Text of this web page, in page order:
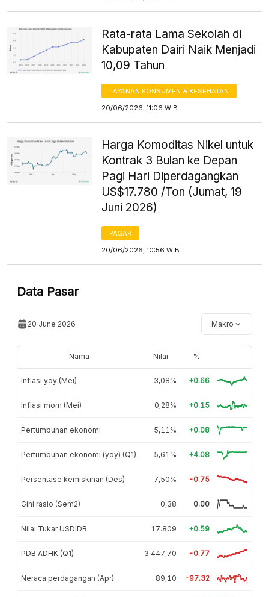
Rata-rata Lama Sekolah di
Kabupaten Dairi Naik Menjadi
10,09 Tahun
LAYANAN KONSUMEN & KESEHATAN
20/06/2026, 11:06 WIB
Harga Komoditas Nikel untuk
Kontrak 3 Bulan ke Depan
Pagi Hari Diperdagangkan
US$17.780 /Ton (Jumat, 19
Juni 2026)
PASAR
20/06/2026, 10:56 WIB
Data Pasar
20 June 2026 Makro
Nama Nilai %
Inflasi yoy (Mei) 3,08% +0.66
Inflasi mom (Mei) 0,28% +0.15
Pertumbuhan ekonomi 5,11% +0.08
Pertumbuhan ekonomi (yoy) (Q1) 5,61% +4.08
Persentase kemiskinan (Des) 7,50% -0.75
Gini rasio (Sem2) 0,38 0.00
Nilai Tukar USDIDR 17.809 +0.59
PDB ADHK (Q1) 3.447,70 -0.77
Neraca perdagangan (Apr) 89,10 -97.32